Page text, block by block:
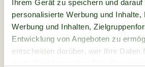
Ihrem Gerät zu speichern und
personalisierte Werbung und Inhalte,
Werbung und Inhalten,
Entwicklung von Angeboten zu
entscheiden darüber, wer Ihre Daten
Kind/er
Vorname